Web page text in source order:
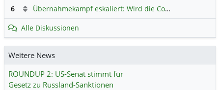
6 Übernahmekampf eskaliert: Wird die Commerzbank italienisch?
Alle Diskussionen
Weitere News
ROUNDUP 2: US-Senat stimmt für
Gesetz zu Russland-Sanktionen